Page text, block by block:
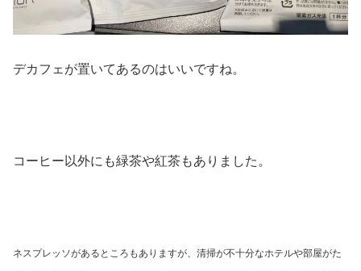
デカフェが置いてあるのはいいですね。
コーヒー以外にも緑茶や紅茶もありました。
ネスプレッソがあるところもありますが、清掃が不十分なホテルや部屋がた